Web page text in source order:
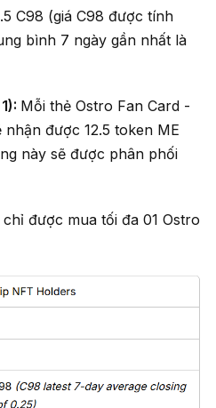
C98 (giá C98 được tính
bình 7 ngày gần nhất là
Mỗi thẻ Ostro Fan Card -
nhận được 12.5 token ME
này sẽ được phân phối
được mua tối đa 01 Ostro